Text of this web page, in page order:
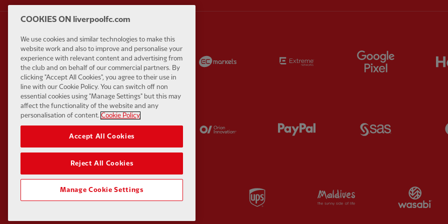
Partner: Carlsberg Partner: EA Sports Extreme Partner:
Partner:Kodansha Orion Partner: Paypal
UPS Visit Maldives
COOKIES ON liverpoolfc.com
We use cookies and similar technologies to make this
website work and also to improve and personalise your
experience with relevant content and advertising from
the club and on behalf of our commercial partners. By
clicking "Accept All Cookies", you agree to their use in
line with our Cookie Policy. You can switch off non
essential cookies using "Manage Settings" but this may
affect the functionality of the website and any
personalisation of content. Cookie Policy
Accept All Cookies
Reject All Cookies
Manage Cookie Settings